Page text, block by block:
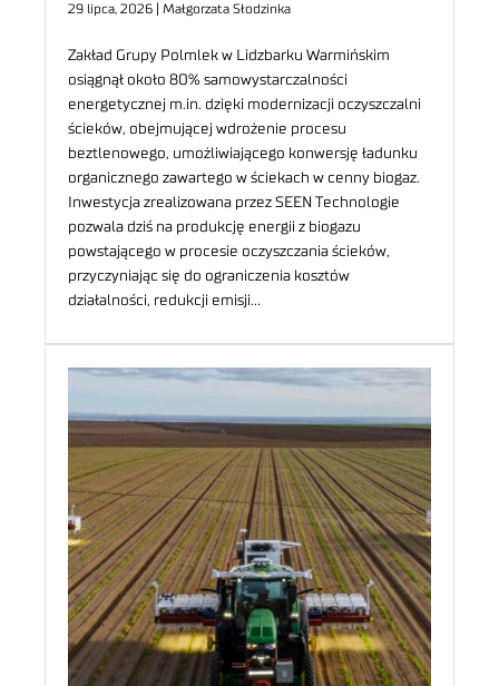
29 lipca, 2026 | Małgorzata Słodzinka
Zakład Grupy Polmlek w Lidzbarku Warmińskim
osiągnął około 80% samowystarczalności
energetycznej m.in. dzięki modernizacji oczyszczalni
ścieków, obejmującej wdrożenie procesu
beztlenowego, umożliwiającego konwersję ładunku
organicznego zawartego w ściekach w cenny biogaz.
Inwestycja zrealizowana przez SEEN Technologie
pozwala dziś na produkcję energii z biogazu
powstającego w procesie oczyszczania ścieków,
przyczyniając się do ograniczenia kosztów
działalności, redukcji emisji…